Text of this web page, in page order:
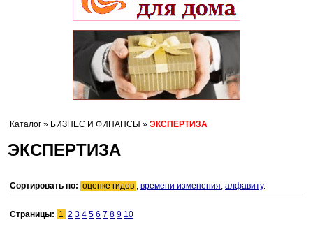
Каталог » БИЗНЕС И ФИНАНСЫ » ЭКСПЕРТИЗА
ЭКСПЕРТИЗА
Сортировать по: оценке гидов , времени изменения, алфавиту.
Страницы: 1 2 3 4 5 6 7 8 9 10